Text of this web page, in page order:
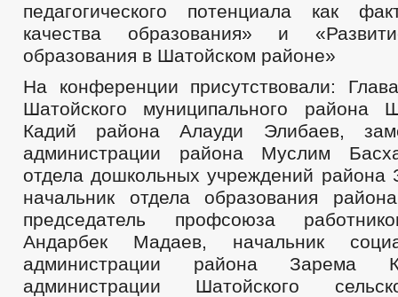
педагогического потенциала как
качества образования» и
образования в Шатойском районе»
На конференции присутствовали:
Шатойского муниципального района
Кадий района Алауди Элибаев,
администрации района Муслим
отдела дошкольных учреждений района
начальник отдела образования
председатель профсоюза
Андарбек Мадаев, начальник
администрации района Зарема
администрации Шатойского